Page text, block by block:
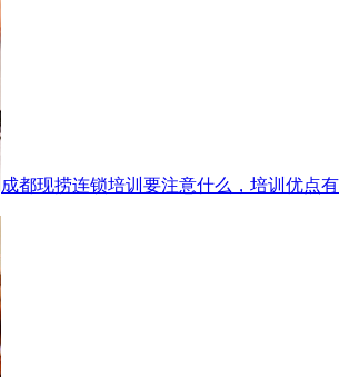
成都现捞连锁培训要注意什么，培训优点